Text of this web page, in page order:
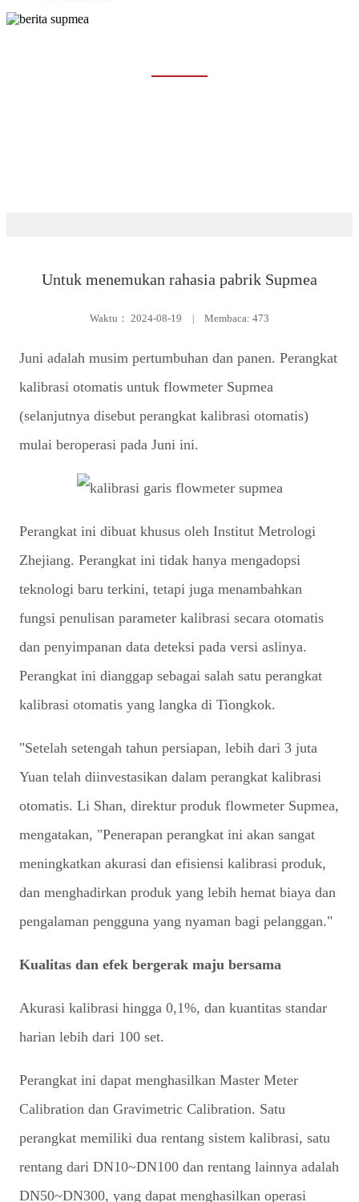
Untuk menemukan rahasia pabrik Supmea
Waktu： 2024-08-19 | Membaca: 473
Juni adalah musim pertumbuhan dan panen. Perangkat
kalibrasi otomatis untuk flowmeter Supmea
(selanjutnya disebut perangkat kalibrasi otomatis)
mulai beroperasi pada Juni ini.
Perangkat ini dibuat khusus oleh Institut Metrologi
Zhejiang. Perangkat ini tidak hanya mengadopsi
teknologi baru terkini, tetapi juga menambahkan
fungsi penulisan parameter kalibrasi secara otomatis
dan penyimpanan data deteksi pada versi aslinya.
Perangkat ini dianggap sebagai salah satu perangkat
kalibrasi otomatis yang langka di Tiongkok.
"Setelah setengah tahun persiapan, lebih dari 3 juta
Yuan telah diinvestasikan dalam perangkat kalibrasi
otomatis. Li Shan, direktur produk flowmeter Supmea,
mengatakan, "Penerapan perangkat ini akan sangat
meningkatkan akurasi dan efisiensi kalibrasi produk,
dan menghadirkan produk yang lebih hemat biaya dan
pengalaman pengguna yang nyaman bagi pelanggan."
Kualitas dan efek bergerak maju bersama
Akurasi kalibrasi hingga 0,1%, dan kuantitas standar
harian lebih dari 100 set.
Perangkat ini dapat menghasilkan Master Meter
Calibration dan Gravimetric Calibration. Satu
perangkat memiliki dua rentang sistem kalibrasi, satu
rentang dari DN10~DN100 dan rentang lainnya adalah
DN50~DN300, yang dapat menghasilkan operasi